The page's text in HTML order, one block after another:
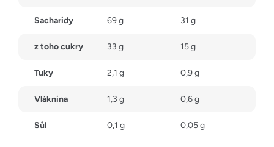
Sacharidy 69 g 31 g
z toho cukry 33 g 15 g
Tuky 2,1 g 0,9 g
Vláknina 1,3 g 0,6 g
Sůl 0,1 g 0,05 g